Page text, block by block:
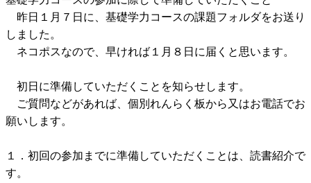
昨日１月７日に、基礎学力コースの課題フォルダをお送り
しました。
ネコポスなので、早ければ１月８日に届くと思います。
初日に準備していただくことを知らせします。
ご質問などがあれば、個別れんらく板から又はお電話でお
願いします。
１．初回の参加までに準備していただくことは、読書紹介で
す。